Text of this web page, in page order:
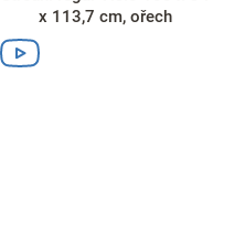
x 113,7 cm, ořech